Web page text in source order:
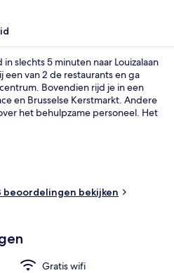
slechts 5 minuten naar Louizalaan
een van 2 de restaurants en ga
Bovendien rijd je in een
en Brusselse Kerstmarkt. Andere
het behulpzame personeel. Het
minuten naar Station Kruidtuin.
beoordelingen bekijken
Gratis wifi